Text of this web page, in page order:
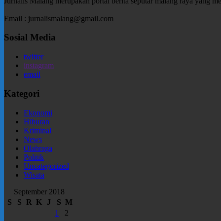
Email : jurnalismalang@gmail.com
Sosial Media
twitter
instagram
email
Kategori
Ekonomi
Hiburan
Kriminal
News
Olahraga
Politik
Uncategorized
Wisata
September 2018
S
S R K J S M
1
2